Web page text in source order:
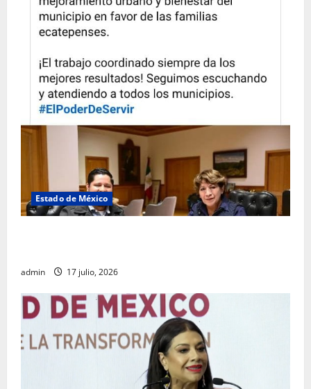
Estado de México
admin 17 julio, 2026